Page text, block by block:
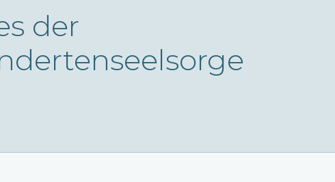
der